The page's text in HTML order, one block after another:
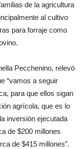
de la agricultura
al cultivo
para forraje como
Pecchenino, relevó
“vamos a seguir
para que ellos sigan
agrícola, que es lo
inversión ejecutada
de $200 millones
de $415 millones”.